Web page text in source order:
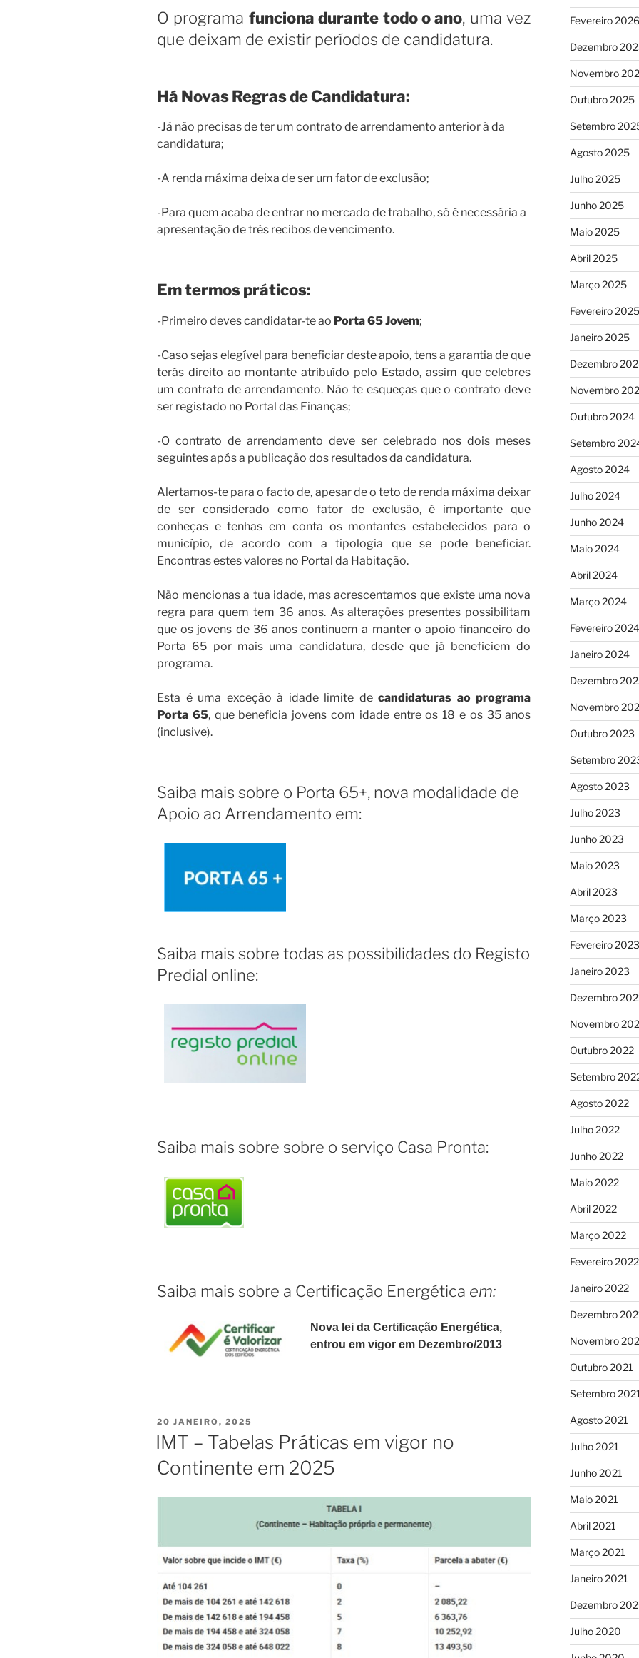
O programa funciona durante todo o ano, uma vez
que deixam de existir períodos de candidatura.
Há Novas Regras de Candidatura:
-Já não precisas de ter um contrato de arrendamento anterior à da
candidatura;
-A renda máxima deixa de ser um fator de exclusão;
-Para quem acaba de entrar no mercado de trabalho, só é necessária a
apresentação de três recibos de vencimento.
Em termos práticos:
-Primeiro deves candidatar-te ao Porta 65 Jovem;
-Caso sejas elegível para beneficiar deste apoio, tens a garantia de que
terás direito ao montante atribuído pelo Estado, assim que celebres
um contrato de arrendamento. Não te esqueças que o contrato deve
ser registado no Portal das Finanças;
-O contrato de arrendamento deve ser celebrado nos dois meses
seguintes após a publicação dos resultados da candidatura.
Alertamos-te para o facto de, apesar de o teto de renda máxima deixar
de ser considerado como fator de exclusão, é importante que
conheças e tenhas em conta os montantes estabelecidos para o
município, de acordo com a tipologia que se pode beneficiar.
Encontras estes valores no Portal da Habitação.
Não mencionas a tua idade, mas acrescentamos que existe uma nova
regra para quem tem 36 anos. As alterações presentes possibilitam
que os jovens de 36 anos continuem a manter o apoio financeiro do
Porta 65 por mais uma candidatura, desde que já beneficiem do
programa.
Esta é uma exceção à idade limite decandidaturas ao programa
Porta 65, que beneficia jovens com idade entre os 18 e os 35 anos
(inclusive).
Saiba mais sobre o Porta 65+, nova modalidade de
Apoio ao Arrendamento em:
Saiba mais sobre todas as possibilidades do Registo
Predial online:
Saiba mais sobre sobre o serviço Casa Pronta:
Saiba mais sobre a Certificação Energética em:
Nova lei da Certificação Energética,
entrou em vigor em Dezembro/2013
PUBLICADO
EM
20 JANEIRO, 2025
IMT – Tabelas Práticas em vigor no
Continente em 2025
Fevereiro 2026
Dezembro
Novembro
Outubro 2025
Setembro
Agosto 2025
Julho 2025
Junho 2025
Maio 2025
Abril 2025
Março 2025
Fevereiro 2025
Janeiro 2025
Dezembro
Novembro
Outubro 2024
Setembro
Agosto 2024
Julho 2024
Junho 2024
Maio 2024
Abril 2024
Março 2024
Fevereiro 2024
Janeiro 2024
Dezembro
Novembro
Outubro 2023
Setembro
Agosto 2023
Julho 2023
Junho 2023
Maio 2023
Abril 2023
Março 2023
Fevereiro 2023
Janeiro 2023
Dezembro
Novembro
Outubro 2022
Setembro
Agosto 2022
Julho 2022
Junho 2022
Maio 2022
Abril 2022
Março 2022
Fevereiro 2022
Janeiro 2022
Dezembro
Novembro
Outubro 2021
Setembro 2021
Agosto 2021
Julho 2021
Junho 2021
Maio 2021
Abril 2021
Março 2021
Janeiro 2021
Dezembro
Julho 2020